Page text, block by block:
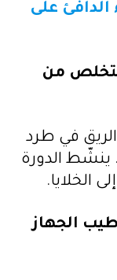
على
من
في طرد
الدورة
الخلايا.
الجهاز